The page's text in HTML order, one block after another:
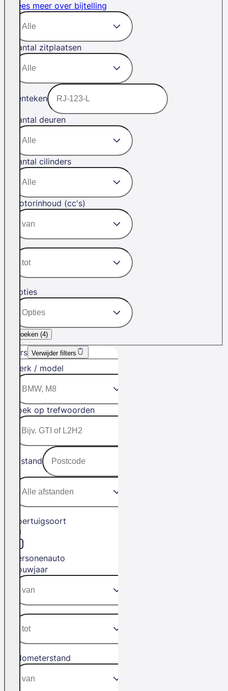
Lees meer over bijtelling
Aantal zitplaatsen
Kenteken
Aantal deuren
Aantal cilinders
Motorinhoud (cc's)
Opties
Zoeken (4)
Filters Verwijder filters
Merk / model
Zoek op trefwoorden
Afstand
Voertuigsoort
Personenauto
Bouwjaar
Kilometerstand